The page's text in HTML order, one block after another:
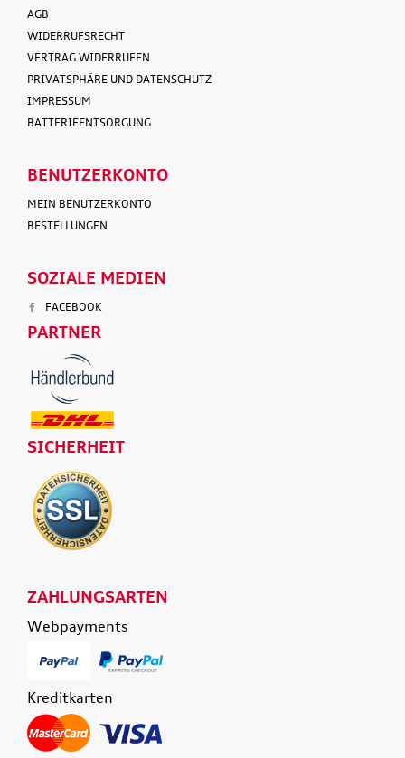
AGB
WIDERRUFSRECHT
VERTRAG WIDERRUFEN
PRIVATSPHÄRE UND DATENSCHUTZ
IMPRESSUM
BATTERIEENTSORGUNG
BENUTZERKONTO
MEIN BENUTZERKONTO
BESTELLUNGEN
SOZIALE MEDIEN
FACEBOOK
PARTNER
SICHERHEIT
ZAHLUNGSARTEN
Webpayments
Kreditkarten